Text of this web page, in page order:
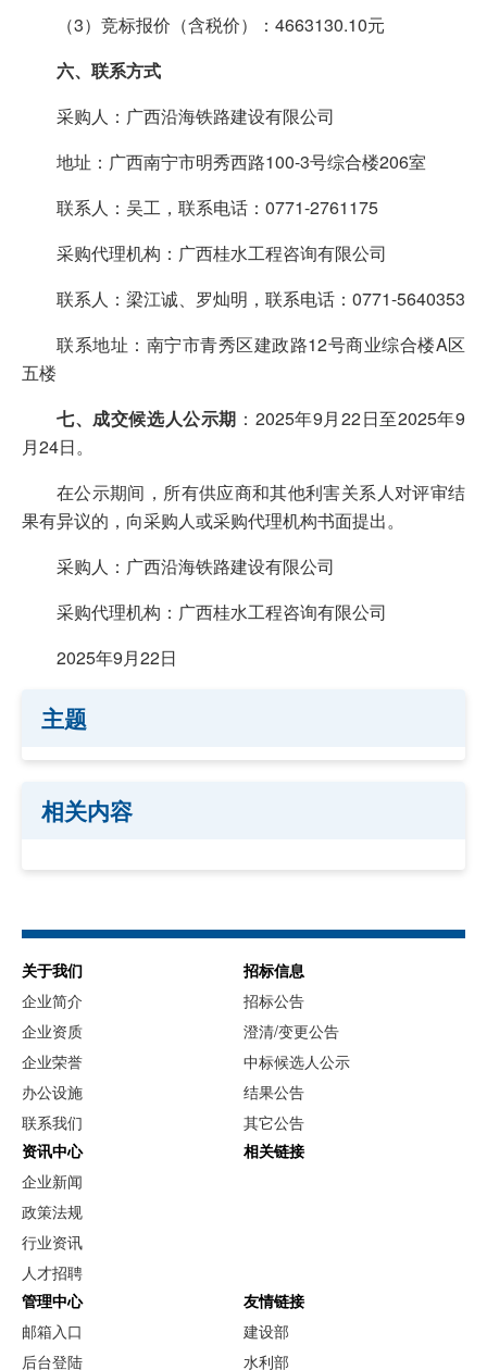
（3）竞标报价（含税价）：4663130.10元
六、联系方式
采购人：广西沿海铁路建设有限公司
地址：广西南宁市明秀西路100-3号综合楼206室
联系人：吴工，联系电话：0771-2761175
采购代理机构：广西桂水工程咨询有限公司
联系人：梁江诚、罗灿明，联系电话：0771-5640353
联系地址：南宁市青秀区建政路12号商业综合楼A区
五楼
七、成交候选人公示期 ：2025年9月22日至2025年9
月24日。
在公示期间，所有供应商和其他利害关系人对评审结
果有异议的，向采购人或采购代理机构书面提出。
采购人：广西沿海铁路建设有限公司
采购代理机构：广西桂水工程咨询有限公司
2025年9月22日
主题
相关内容
关于我们
企业简介
企业资质
企业荣誉
办公设施
联系我们
招标信息
招标公告
澄清/变更公告
中标候选人公示
结果公告
其它公告
资讯中心
企业新闻
政策法规
行业资讯
人才招聘
相关链接
管理中心
邮箱入口
后台登陆
友情链接
建设部
水利部